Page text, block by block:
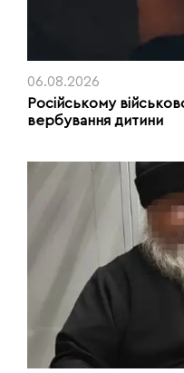
06.08.2026
Російському
вербування дитини